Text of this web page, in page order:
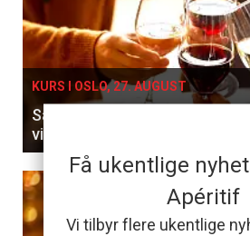
Få ukentlige
Apéritif
Vi tilbyr flere ukentlige
KURS I OSLO, 27. AUGUST
Sammenlign franske
viner til en 5-retters meny